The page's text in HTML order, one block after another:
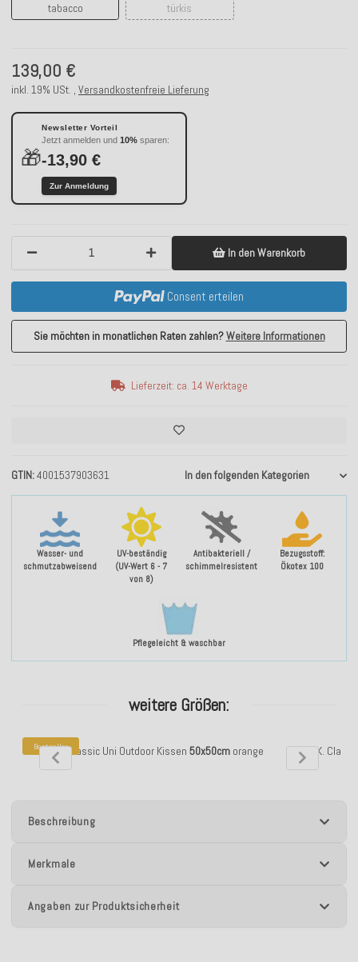
Wasser- und
schmutzabweisend
UV-beständig
(UV-Wert 6 - 7
von 8)
Antibakteriell /
schimmelresistent
Bezugsstoff:
Ökotex 100
Pflegeleicht & waschbar
GTIN 4001537903631 In den folgenden Kategorien
tabacco türkis
139,00 €
inkl. 19% USt. , Versandkostenfreie Lieferung
🎁
Newsletter Vorteil
Jetzt anmelden und 10% sparen:
-13,90 €
Zur Anmeldung
In den Warenkorb
Consent erteilen
Sie möchten in monatlichen Raten zahlen?Weitere Informationen
Lieferzeit: ca. 14 Werktage
weitere Größen:
Bestseller
H.O.C.K. Classic Uni Outdoor Kissen 50x50cmorange H.O.C.K.
Beschreibung
Merkmale
Angaben zur Produktsicherheit